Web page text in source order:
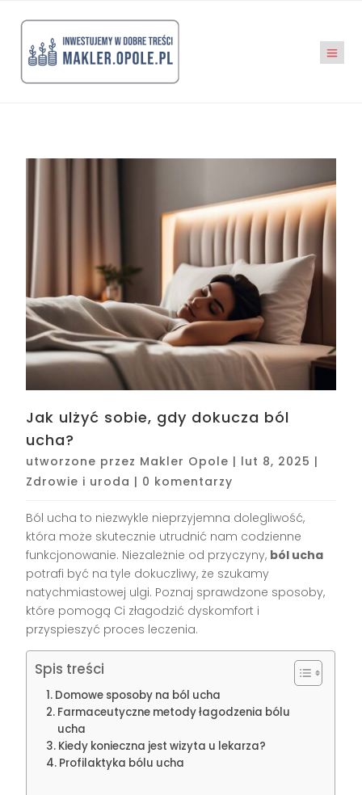
Jak ulżyć sobie, gdy dokucza ból
ucha?
utworzone przez Makler Opole | lut 8, 2025 |
Zdrowie i uroda | 0 komentarzy
Ból ucha to niezwykle nieprzyjemna dolegliwość,
która może skutecznie utrudnić nam codzienne
funkcjonowanie. Niezależnie od przyczyny, ból ucha
potrafi być na tyle dokuczliwy, że szukamy
natychmiastowej ulgi. Poznaj sprawdzone sposoby,
które pomogą Ci złagodzić dyskomfort i
przyspieszyć proces leczenia.
Spis treści
Domowe sposoby na ból ucha
Farmaceutyczne metody łagodzenia bólu
ucha
Kiedy konieczna jest wizyta u lekarza?
Profilaktyka bólu ucha